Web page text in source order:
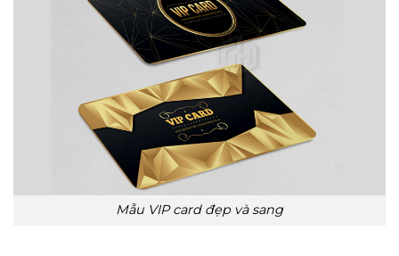
Mẫu VIP card đẹp và sang